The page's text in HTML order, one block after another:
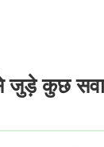
कुछ